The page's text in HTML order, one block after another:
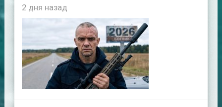
2 дня назад